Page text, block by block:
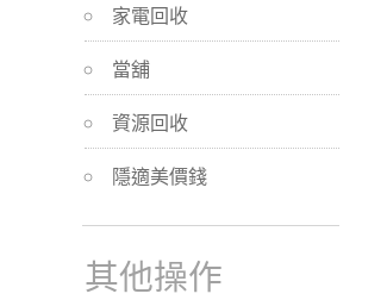
家電回收
當舖
資源回收
隱適美價錢
其他操作